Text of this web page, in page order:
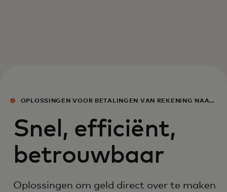
OPLOSSINGEN VOOR BETALINGEN VAN REKENING NAAR
Snel, efficiënt,
betrouwbaar
Oplossingen om geld direct over te maken